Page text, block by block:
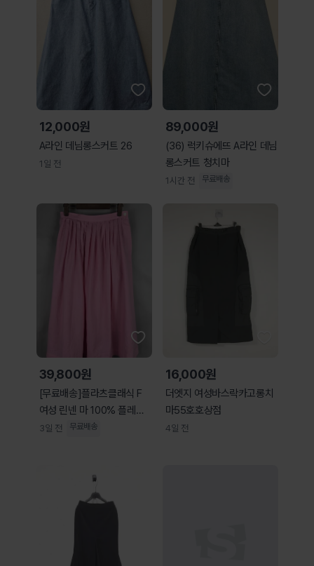
12,000원
A라인 데님롱스커트 26
1일 전
89,000원
(36) 럭키슈에뜨 A라인 데님
롱스커트 청치마
1시간 전 무료배송
39,800원
[무료배송]플라츠클래식 F
여성 린넨 마 100% 플레어
롱 스커트 치마
3일 전 무료배송
16,000원
더엣지 여성바스락카고롱치
마55호호상점
4일 전